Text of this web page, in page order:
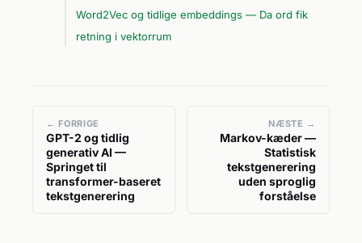
Word2Vec og tidlige embeddings — Da ord fik
retning i vektorrum
← FORRIGE
GPT-2 og tidlig
generativ AI —
Springet til
transformer-baseret
tekstgenerering
NÆSTE →
Markov-kæder —
Statistisk
tekstgenerering
uden sproglig
forståelse